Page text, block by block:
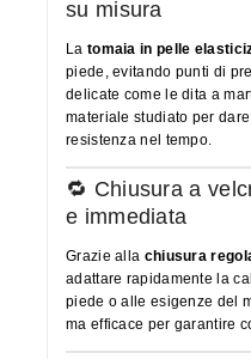
su misura
La tomaia in pelle
piede, evitando punti di
delicate come le dita a
materiale studiato per
resistenza nel tempo.
🔁 Chiusura a
e immediata
Grazie alla chiusura
adattare rapidamente la
piede o alle esigenze del
ma efficace per garantire